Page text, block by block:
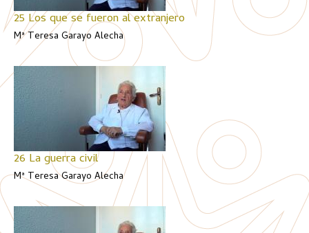
25 Los que se fueron al extranjero
Mª Teresa Garayo Alecha
26 La guerra civil
Mª Teresa Garayo Alecha